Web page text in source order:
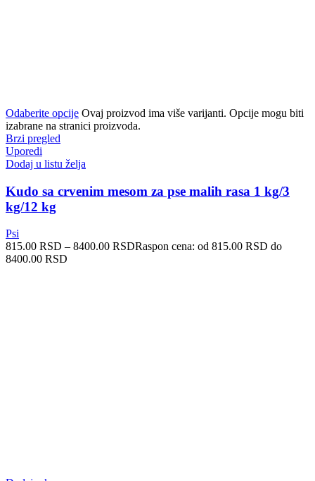
Odaberite opcije Ovaj proizvod ima više varijanti. Opcije mogu biti
izabrane na stranici proizvoda.
Brzi pregled
Uporedi
Dodaj u listu želja
Kudo sa crvenim mesom za pse malih rasa 1 kg/3
kg/12 kg
Psi
815.00 RSD – 8400.00 RSDRaspon cena: od 815.00 RSD do
8400.00 RSD